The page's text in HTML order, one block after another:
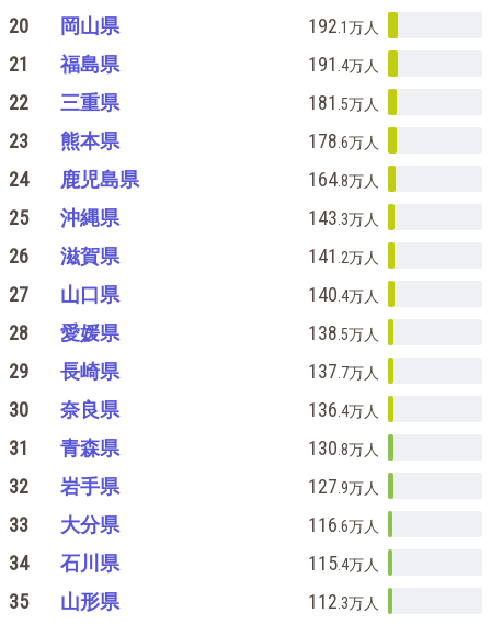
20 岡山県 192 .1万人
21 福島県 191 .4万人
22 三重県 181 .5万人
23 熊本県 178 .6万人
24 鹿児島県 164.8万人
25 沖縄県 143 .3万人
26 滋賀県 141 .2万人
27 山口県 140 .4万人
28 愛媛県 138 .5万人
29 長崎県 137 .7万人
30 奈良県 136 .4万人
31 青森県 130 .8万人
32 岩手県 127 .9万人
33 大分県 116 .6万人
34 石川県 115.4万人
35 山形県 112 .3万人